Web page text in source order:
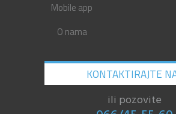
Mobile app
O nama
KONTAKTIRAJTE
ili pozovite